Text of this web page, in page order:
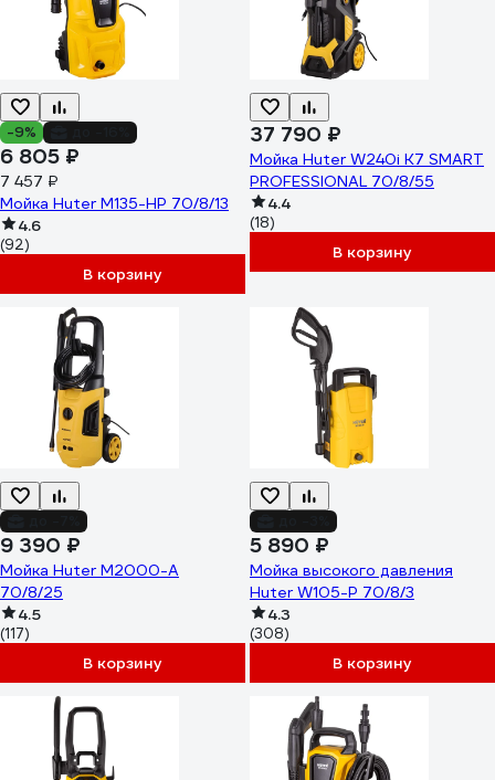
-9%
6 805 ₽
7 457 ₽
Мойка Huter М135-НР 70/8/13
4.6
(92)
В корзину
37 790 ₽
Мойка Huter W240i K7 SMART
PROFESSIONAL 70/8/55
4.4
(18)
В корзину
9 390 ₽
Мойка Huter M2000-A
70/8/25
4.5
(117)
В корзину
5 890 ₽
Мойка высокого давления
Huter W105-Р 70/8/3
4.3
(308)
В корзину